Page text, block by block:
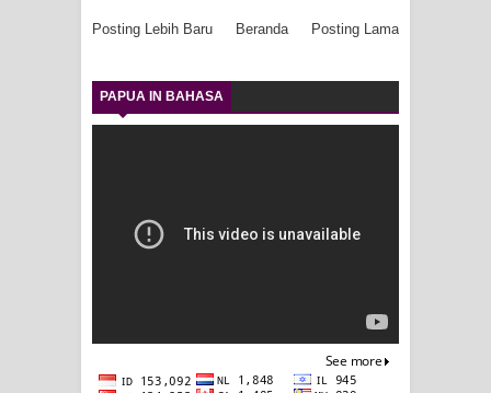
Posting Lebih Baru Posting Lama
Beranda
PAPUA IN BAHASA